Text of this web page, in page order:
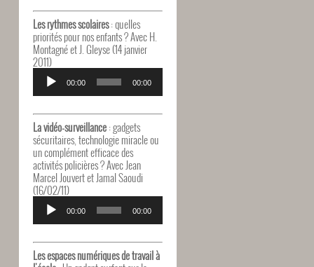
Les rythmes scolaires: quelles
priorités pour nos enfants ? Avec H.
Montagné et J. Gleyse (14 janvier
2011)
Lecteur
audio
00:00 00:00
La vidéo-surveillance: gadgets
sécuritaires, technologie miracle ou
un complément efficace des
activités policières ? Avec Jean
Marcel Jouvert et Jamal Saoudi
(16/02/11)
Lecteur
audio
00:00 00:00
Les espaces numériques de travail à